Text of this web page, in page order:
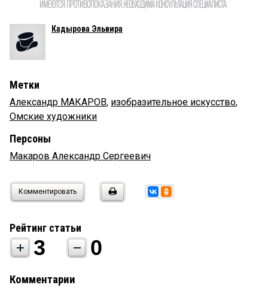
Кадырова Эльвира
Метки
Александр МАКАРОВ, изобразительное искусство,
Омские художники
Персоны
Макаров Александр Сергеевич
Комментировать
Рейтинг статьи
3 0
Комментарии